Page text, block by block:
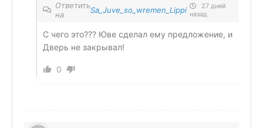
Ответить
на
Sa_Juve_so_wremen_Lippi
27 дней
назад
С чего это??? Юве сделал ему предложение, и
Дверь не закрывал!
0